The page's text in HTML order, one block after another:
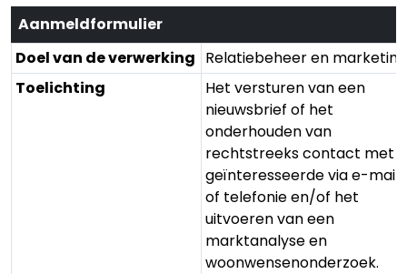
Aanmeldformulier
Doel van de verwerking Relatiebeheer en marketing
Toelichting
Het versturen van een
nieuwsbrief of het
onderhouden van
rechtstreeks contact met
geïnteresseerde via e-mail
of telefonie en/of het
uitvoeren van een
marktanalyse en
woonwensenonderzoek.